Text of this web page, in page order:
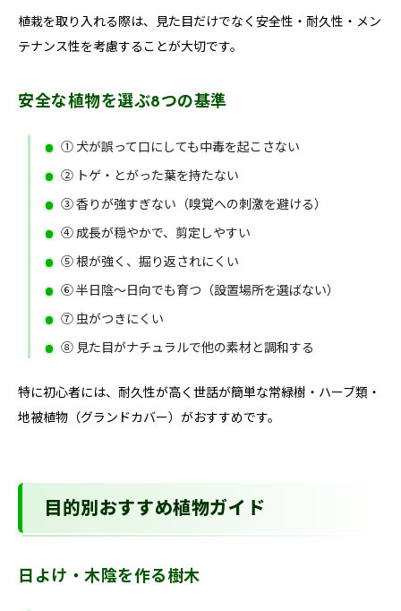
植栽を取り入れる際は、見た目だけでなく安全性・耐久性・メン
テナンス性を考慮することが大切です。
安全な植物を選ぶ8つの基準
① 犬が誤って口にしても中毒を起こさない
② トゲ・とがった葉を持たない
③ 香りが強すぎない（嗅覚への刺激を避ける）
④ 成長が穏やかで、剪定しやすい
⑤ 根が強く、掘り返されにくい
⑥ 半日陰〜日向でも育つ（設置場所を選ばない）
⑦ 虫がつきにくい
⑧ 見た目がナチュラルで他の素材と調和する
特に初心者には、耐久性が高く世話が簡単な常緑樹・ハーブ類・
地被植物（グランドカバー）がおすすめです。
目的別おすすめ植物ガイド
日よけ・木陰を作る樹木